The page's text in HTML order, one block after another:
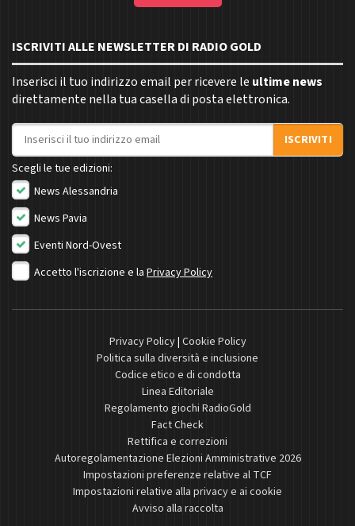
ISCRIVITI ALLE NEWSLETTER DI RADIO GOLD
Inserisci il tuo indirizzo email per ricevere le ultime news
direttamente nella tua casella di posta elettronica.
Indirizzo email
ISCRIVITI
Scegli le tue edizioni:
News Alessandria
News Pavia
Eventi Nord-Ovest
Accetto l'iscrizione e la Privacy Policy
Privacy Policy| Cookie Policy
Politica sulla diversità e inclusione
Codice etico e di condotta
Linea Editoriale
Regolamento giochi RadioGold
Fact Check
Rettifica e correzioni
Autoregolamentazione Elezioni Amministrative 2026
Impostazioni preferenze relative al TCF
Impostazioni relative alla privacy e ai cookie
Avviso alla raccolta